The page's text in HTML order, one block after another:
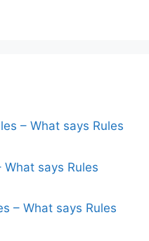
– What says Rules
What says Rules
– What says Rules